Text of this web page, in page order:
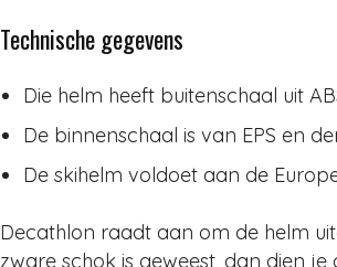
Technische gegevens
Die helm heeft buitenschaal uit
De binnenschaal is van EPS en
De skihelm voldoet aan de
Decathlon raadt aan om de helm
zware schok is geweest, dan dien